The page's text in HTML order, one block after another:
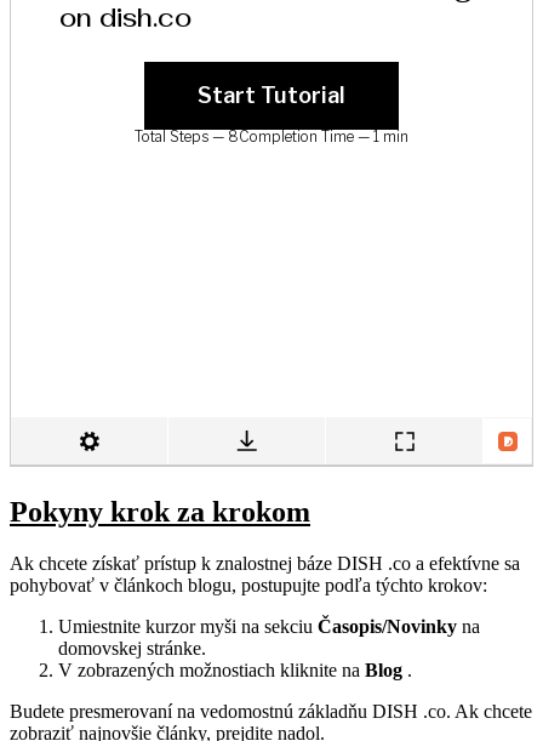
Pokyny krok za krokom
Ak chcete získať prístup k znalostnej báze DISH .co a efektívne sa
pohybovať v článkoch blogu, postupujte podľa týchto krokov:
Umiestnite kurzor myši na sekciu Časopis/Novinky na
domovskej stránke.
V zobrazených možnostiach kliknite na Blog .
Budete presmerovaní na vedomostnú základňu DISH .co. Ak chcete
zobraziť najnovšie články, prejdite nadol.